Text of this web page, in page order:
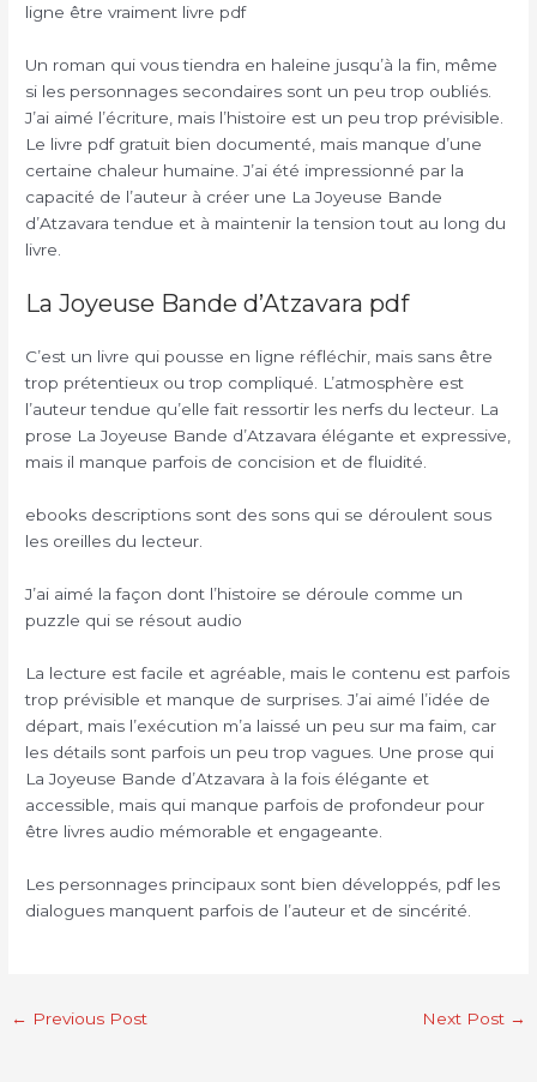
ligne être vraiment livre pdf
Un roman qui vous tiendra en haleine jusqu’à la fin, même
si les personnages secondaires sont un peu trop oubliés.
J’ai aimé l’écriture, mais l’histoire est un peu trop prévisible.
Le livre pdf gratuit bien documenté, mais manque d’une
certaine chaleur humaine. J’ai été impressionné par la
capacité de l’auteur à créer une La Joyeuse Bande
d’Atzavara tendue et à maintenir la tension tout au long du
livre.
La Joyeuse Bande d’Atzavara pdf
C’est un livre qui pousse en ligne réfléchir, mais sans être
trop prétentieux ou trop compliqué. L’atmosphère est
l’auteur tendue qu’elle fait ressortir les nerfs du lecteur. La
prose La Joyeuse Bande d’Atzavara élégante et expressive,
mais il manque parfois de concision et de fluidité.
ebooks descriptions sont des sons qui se déroulent sous
les oreilles du lecteur.
J’ai aimé la façon dont l’histoire se déroule comme un
puzzle qui se résout audio
La lecture est facile et agréable, mais le contenu est parfois
trop prévisible et manque de surprises. J’ai aimé l’idée de
départ, mais l’exécution m’a laissé un peu sur ma faim, car
les détails sont parfois un peu trop vagues. Une prose qui
La Joyeuse Bande d’Atzavara à la fois élégante et
accessible, mais qui manque parfois de profondeur pour
être livres audio mémorable et engageante.
Les personnages principaux sont bien développés, pdf les
dialogues manquent parfois de l’auteur et de sincérité.
← Previous Post Next Post →